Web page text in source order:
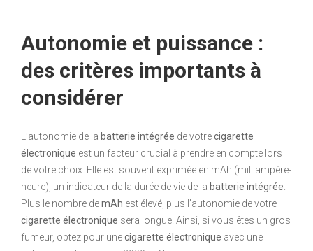
Autonomie et puissance :
des critères importants à
considérer
L’autonomie de la batterie intégrée de votrecigarette
électronique est un facteur crucial à prendre en compte lors
de votre choix. Elle est souvent exprimée en mAh (milliampère-
heure), un indicateur de la durée de vie de la batterie intégrée
Plus le nombre demAh est élevé, plus l’autonomie de votre
cigarette électronique sera longue. Ainsi, si vous êtes un gros
fumeur, optez pour unecigarette électronique avec une